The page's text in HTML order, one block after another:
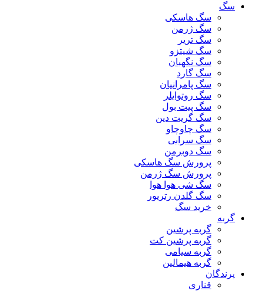
سگ
سگ هاسکی
سگ ژرمن
سگ تریر
سگ شیتزو
سگ نگهبان
سگ گارد
سگ پامرانیان
سگ روتوایلر
سگ پیت بول
سگ گریت دین
سگ چاوچاو
سگ سرابی
سگ دوبرمن
پرورش سگ هاسکی
پرورش سگ ژرمن
سگ شی هوا هوا
سگ گلدن رتریور
خرید سگ
گربه
گربه پرشین
گربه پرشین کت
گربه سیامی
گربه هیمالین
پرندگان
قناری